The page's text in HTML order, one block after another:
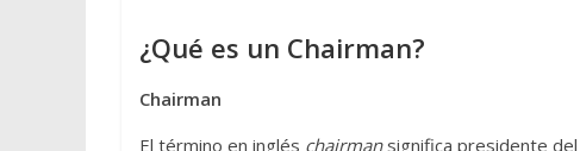
¿Qué es un Chairman?
Chairman
El término en inglés chairmansignifica presidente